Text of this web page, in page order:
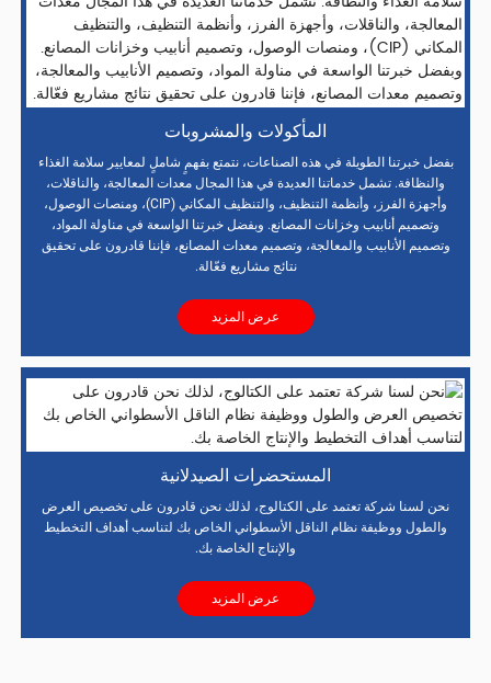
المأكولات والمشروبات
بفضل خبرتنا الطويلة في هذه الصناعات، نتمتع بفهمٍ شاملٍ لمعايير سلامة الغذاء
والنظافة. تشمل خدماتنا العديدة في هذا المجال معدات المعالجة، والناقلات،
وأجهزة الفرز، وأنظمة التنظيف، والتنظيف المكاني (CIP)، ومنصات الوصول،
وتصميم أنابيب وخزانات المصانع. وبفضل خبرتنا الواسعة في مناولة المواد،
وتصميم الأنابيب والمعالجة، وتصميم معدات المصانع، فإننا قادرون على تحقيق
نتائج مشاريع فعّالة.
عرض المزيد
المستحضرات الصيدلانية
نحن لسنا شركة تعتمد على الكتالوج، لذلك نحن قادرون على تخصيص العرض
والطول ووظيفة نظام الناقل الأسطواني الخاص بك لتناسب أهداف التخطيط
والإنتاج الخاصة بك.
عرض المزيد